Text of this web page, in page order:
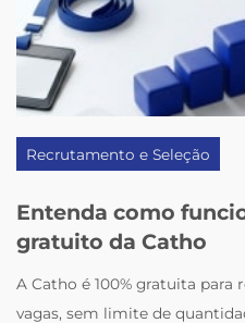
Recrutamento e Seleção
Entenda como
gratuito da Catho
A Catho é 100% gratuita
vagas, sem limite de